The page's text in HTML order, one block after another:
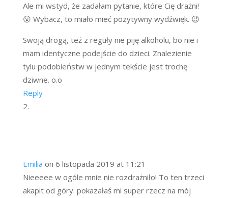
Ale mi wstyd, że zadałam pytanie, które Cię drażni!
😮 Wybacz, to miało mieć pozytywny wydźwięk. 😉
Swoją drogą, też z reguły nie piję alkoholu, bo nie i
mam identyczne podejście do dzieci. Znalezienie
tylu podobieństw w jednym tekście jest trochę
dziwne. o.o
Reply
Emilia on 6 listopada 2019 at 11:21
Nieeeee w ogóle mnie nie rozdrażniło! To ten trzeci
akapit od góry: pokazałaś mi super rzecz na mój